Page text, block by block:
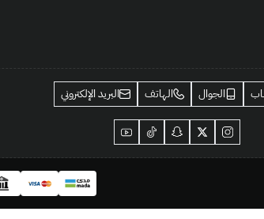
الجوال الهاتف البريد الإلكتروني